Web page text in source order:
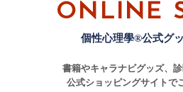
ONLINE
個性心理學®公式グ
書籍やキャラナビグッズ、
公式ショッピングサイトで